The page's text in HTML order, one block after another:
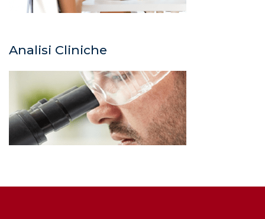
Analisi Cliniche